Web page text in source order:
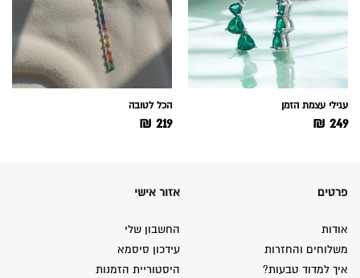
עגילי עצמת הזמן
249
₪
הכל לטובה
219
₪
פרטים
אודות
משלוחים והחזרות
איך למדוד טבעות?
אזור אישי
החשבון שלי
עידכון סיסמא
היסטוריית הזמנות